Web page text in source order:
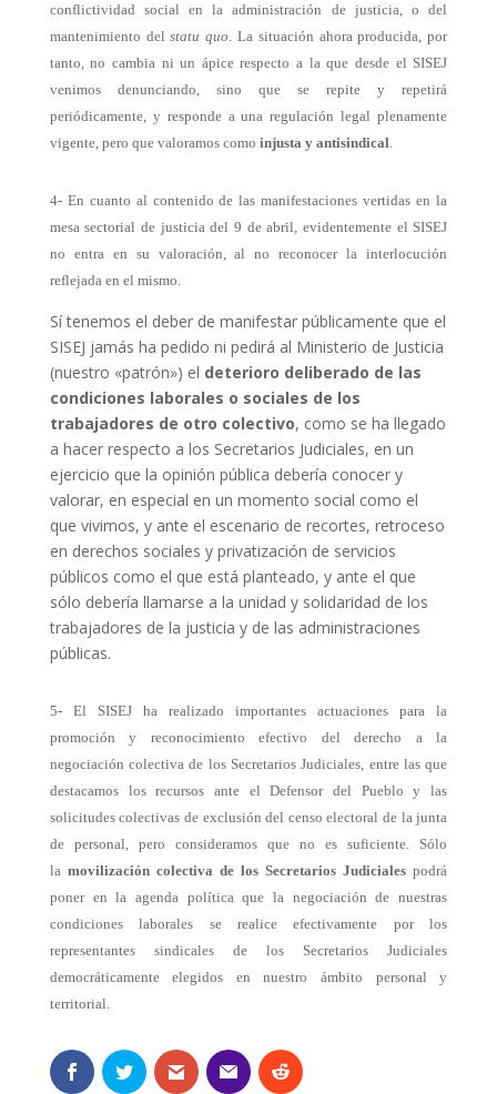
conflictividad social en la administración de justicia, o del
mantenimiento delstatu quo. La situación ahora producida, por
tanto, no cambia ni un ápice respecto a la que desde el SISEJ
venimos denunciando, sino que se repite y repetirá
periódicamente, y responde a una regulación legal plenamente
vigente, pero que valoramos como injusta y antisindical.
4- En cuanto al contenido de las manifestaciones vertidas en la
mesa sectorial de justicia del 9 de abril, evidentemente el SISEJ
no entra en su valoración, al no reconocer la interlocución
reflejada en el mismo.
Sí tenemos el deber de manifestar públicamente que el
SISEJ jamás ha pedido ni pedirá al Ministerio de Justicia
(nuestro «patrón») el deterioro deliberado de las
condiciones laborales o sociales de los
trabajadores de otro colectivo, como se ha llegado
a hacer respecto a los Secretarios Judiciales, en un
ejercicio que la opinión pública debería conocer y
valorar, en especial en un momento social como el
que vivimos, y ante el escenario de recortes, retroceso
en derechos sociales y privatización de servicios
públicos como el que está planteado, y ante el que
sólo debería llamarse a la unidad y solidaridad de los
trabajadores de la justicia y de las administraciones
públicas.
5- El SISEJ ha realizado importantes actuaciones para la
promoción y reconocimiento efectivo del derecho a la
negociación colectiva de los Secretarios Judiciales, entre las que
destacamos los recursos ante el Defensor del Pueblo y las
solicitudes colectivas de exclusión del censo electoral de la junta
de personal, pero consideramos que no es suficiente. Sólo
la movilización colectiva de los Secretarios Judiciales podrá
poner en la agenda política que la negociación de nuestras
condiciones laborales se realice efectivamente por los
representantes sindicales de los Secretarios Judiciales
democráticamente elegidos en nuestro ámbito personal y
territorial.